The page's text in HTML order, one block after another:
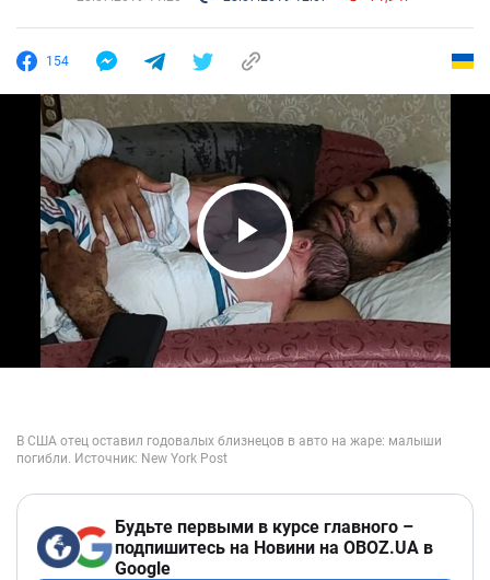
154
Play Video
Будьте первыми в курсе главного –
подпишитесь на Новини на OBOZ.UA в
Google